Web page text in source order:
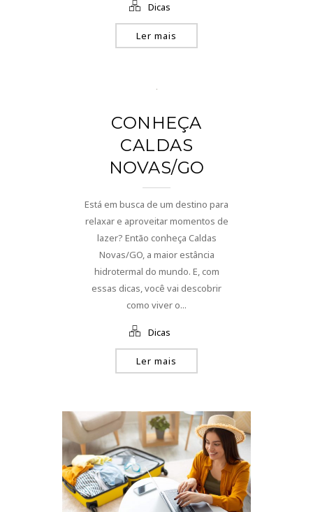
Dicas
Ler mais
CONHEÇA
CALDAS
NOVAS/GO
Está em busca de um destino para
relaxar e aproveitar momentos de
lazer? Então conheça Caldas
Novas/GO, a maior estância
hidrotermal do mundo. E, com
essas dicas, você vai descobrir
como viver o...
Dicas
Ler mais